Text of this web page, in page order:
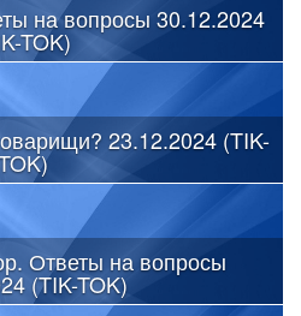
на вопросы 30.12.2024
TOK)
23.12.2024 (TIK-
Ответы на вопросы
(TIK-TOK)